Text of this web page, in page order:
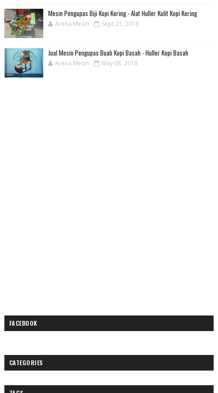
Mesin Pengupas Biji Kopi Kering - Alat Huller Kulit Kopi Kering
Arena Mesin Sept 21, 2018
Jual Mesin Pengupas Buah Kopi Basah - Huller Kopi Basah
Arena Mesin May 08, 2018
FACEBOOK
CATEGORIES